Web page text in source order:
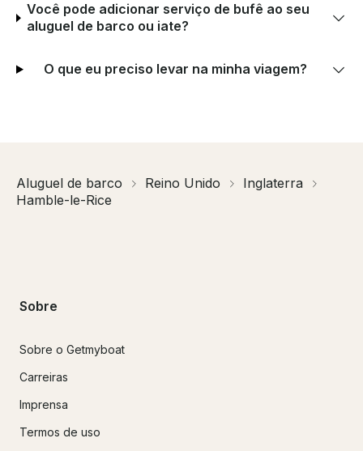
Você pode adicionar serviço de bufê ao seu
aluguel de barco ou iate?
O que eu preciso levar na minha viagem?
Aluguel de barco Reino Unido
Inglaterra
Hamble-le-Rice
Sobre
Sobre o Getmyboat
Carreiras
Imprensa
Termos de uso